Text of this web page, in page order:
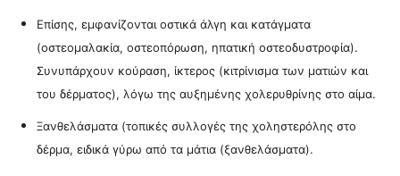
Επίσης, εμφανίζονται οστικά άλγη και κατάγματα
(οστεομαλακία, οστεοπόρωση, ηπατική οστεοδυστροφία).
Συνυπάρχουν κούραση, ίκτερος (κιτρίνισμα των ματιών και
του δέρματος), λόγω της αυξημένης χολερυθρίνης στο αίμα.
Ξανθελάσματα (τοπικές συλλογές της χοληστερόλης στο
δέρμα, ειδικά γύρω από τα μάτια (ξανθελάσματα).